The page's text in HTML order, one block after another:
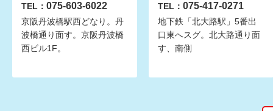
TEL： 075-603-6022
京阪丹波橋駅西どなり。丹
波橋通り面す。京阪丹波橋
西ビル1F。
TEL： 075-417-0271
地下鉄「北大路駅」5番出
口東へスグ。北大路通り面
す、南側